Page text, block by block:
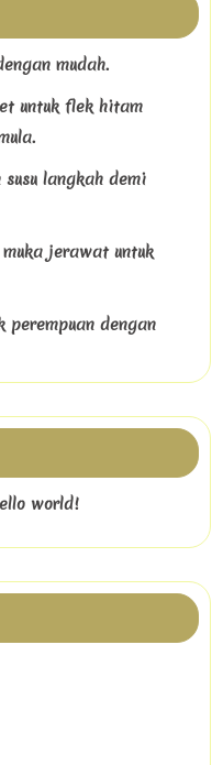
mudah.
untuk flek hitam
langkah demi
jerawat untuk
perempuan dengan
world!